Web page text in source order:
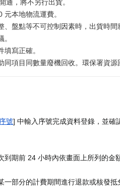
通，將不另行出貨。
本地物流運費。
盤點等不可控制因素時，出貨時間
寫正確。
項目同數量廢機回收。環保署資源
號] 中輸入序號完成資料登錄，並確
期前 24 小時內依畫面上所列的
部分的計費期間進行退款或核發